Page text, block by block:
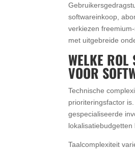
softwareinkoop,
verkiezen
met uitgebreide
WELKE
VOOR
Technische
prioriteringsfactor
gespecialiseerde
lokalisatiebudgetten
Taalcomplexiteit